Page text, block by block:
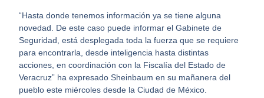
“Hasta donde tenemos información ya se tiene alguna
novedad. De este caso puede informar el Gabinete de
Seguridad, está desplegada toda la fuerza que se requiere
para encontrarla, desde inteligencia hasta distintas
acciones, en coordinación con la Fiscalía del Estado de
Veracruz” ha expresado Sheinbaum en su mañanera del
pueblo este miércoles desde la Ciudad de México.